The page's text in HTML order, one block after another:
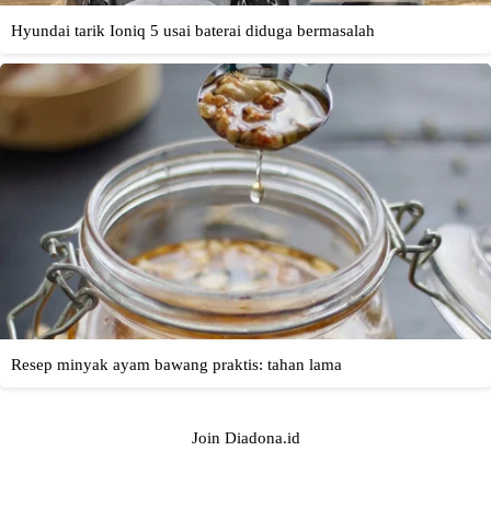
Join Diadona.id